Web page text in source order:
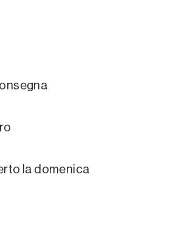
la domenica